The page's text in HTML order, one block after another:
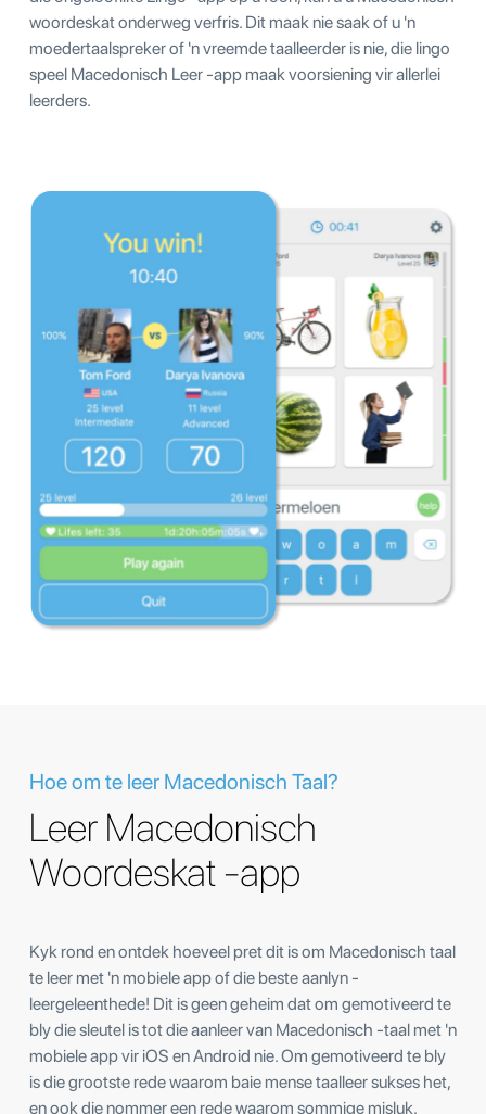
woordeskat onderweg verfris. Dit maak nie saak of u 'n
moedertaalspreker of 'n vreemde taalleerder is nie, die lingo
speel Macedonisch Leer -app maak voorsiening vir allerlei
leerders.
Hoe om te leer Macedonisch Taal?
Leer Macedonisch
Woordeskat -app
Kyk rond en ontdek hoeveel pret dit is om Macedonisch taal
te leer met 'n mobiele app of die beste aanlyn -
leergeleenthede! Dit is geen geheim dat om gemotiveerd te
bly die sleutel is tot die aanleer van Macedonisch -taal met 'n
mobiele app vir iOS en Android nie. Om gemotiveerd te bly
is die grootste rede waarom baie mense taalleer sukses het,
en ook die nommer een rede waarom sommige misluk.